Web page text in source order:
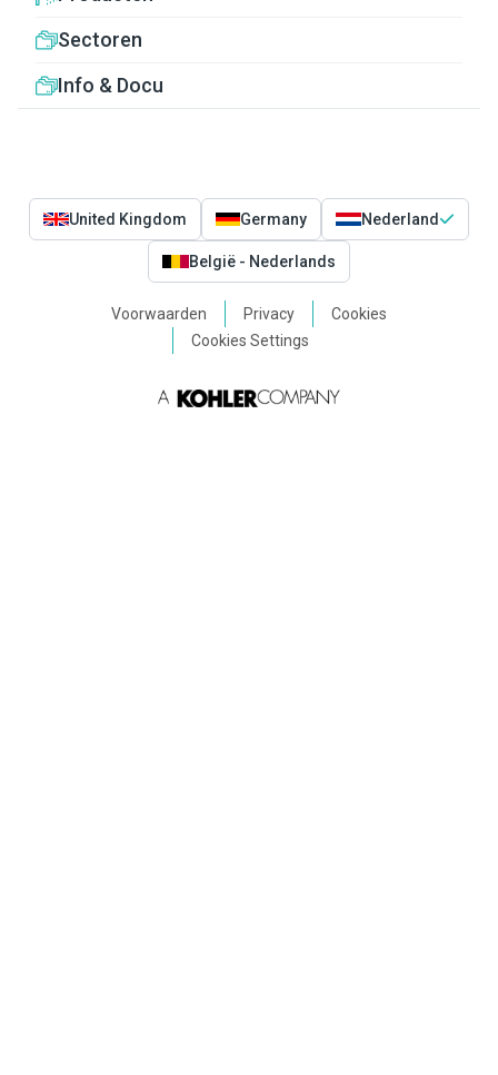
Sectoren
Info & Docu
United Kingdom Germany Nederland
België - Nederlands
Voorwaarden Privacy
Cookies
Cookies Settings